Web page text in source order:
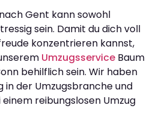
Gent kann sowohl
sein. Damit du dich voll
konzentrieren kannst,
Umzugsservice Baum
behilflich sein. Wir haben
in der Umzugsbranche und
reibungslosen Umzug